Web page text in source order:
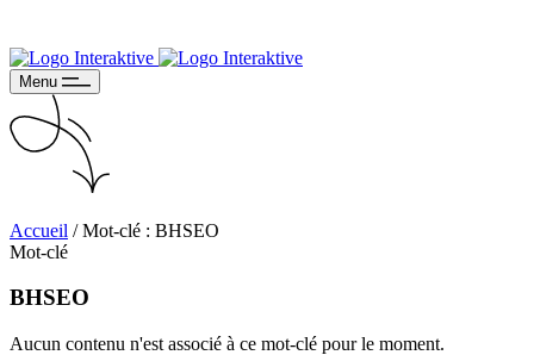
Menu
Accueil / Mot-clé : BHSEO
Mot-clé
BHSEO
Aucun contenu n'est associé à ce mot-clé pour le moment.